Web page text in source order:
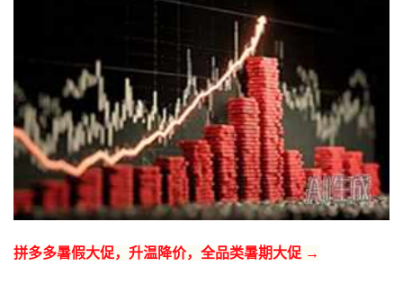
拼多多暑假大促，升温降价，全品类暑期大促 →